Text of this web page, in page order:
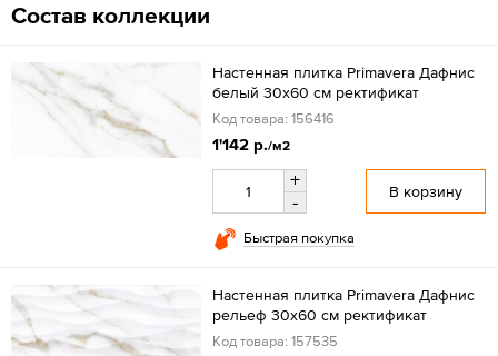
Состав коллекции
Настенная плитка Primavera Дафнис
белый 30x60 см ректификат
Код товара: 156416
1'142 р./м2
+
-
В корзину
Быстрая покупка
Настенная плитка Primavera Дафнис
рельеф 30x60 см ректификат
Код товара: 157535